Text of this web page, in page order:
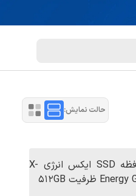
حالت نمایش: